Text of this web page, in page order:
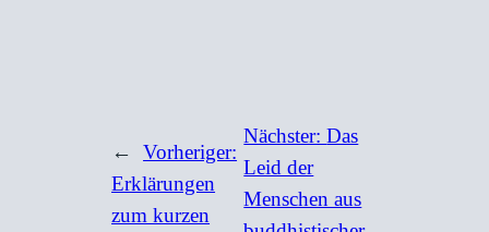
←
Vorheriger:
Erklärungen
zum kurzen
Nächster:Das
Leid der
Menschen aus